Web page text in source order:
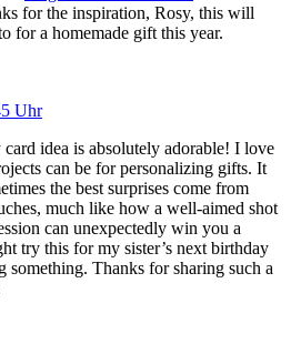
for the inspiration, Rosy, this will
for a homemade gift this year.
Uhr
idea is absolutely adorable! I love
can be for personalizing gifts. It
the best surprises come from
much like how a well-aimed shot
can unexpectedly win you a
try this for my sister’s next birthday
something. Thanks for sharing such a